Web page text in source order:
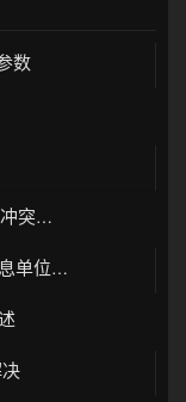
数
实践
据表示